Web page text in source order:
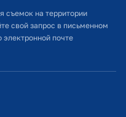
почты
съемок на территории
свой запрос в письменном
электронной почте